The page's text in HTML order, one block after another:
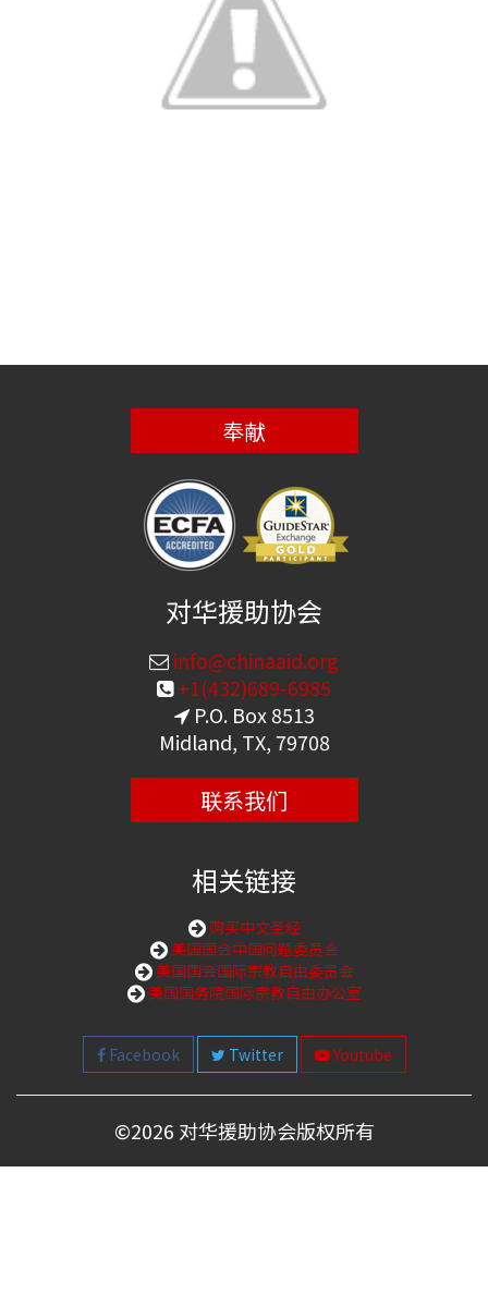
奉献
对华援助协会
info@chinaaid.org
+1(432)689-6985
P.O. Box 8513
Midland, TX, 79708
联系我们
相关链接
购买中文圣经
美国国会中国问题委员会
美国国会国际宗教自由委员会
美国国务院国际宗教自由办公室
Facebook Twitter Youtube
©2026 对华援助协会版权所有